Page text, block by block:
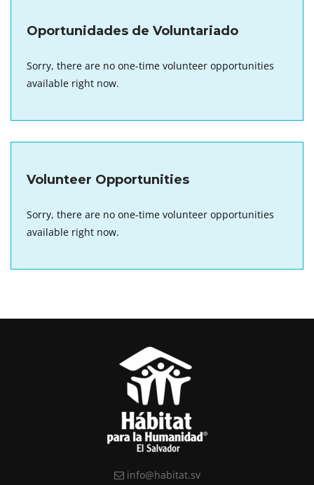
Oportunidades de Voluntariado
Sorry, there are no one-time volunteer opportunities
available right now.
Volunteer Opportunities
Sorry, there are no one-time volunteer opportunities
available right now.
info@habitat.sv